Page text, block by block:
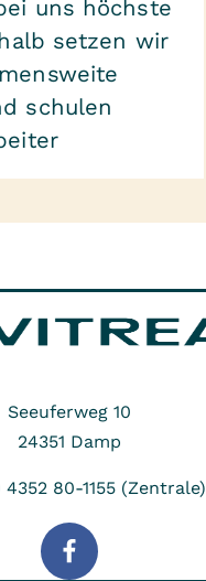
uns höchste
setzen wir
schulen
Seeuferweg 10
24351 Damp
4352 80-1155 (Zentrale)